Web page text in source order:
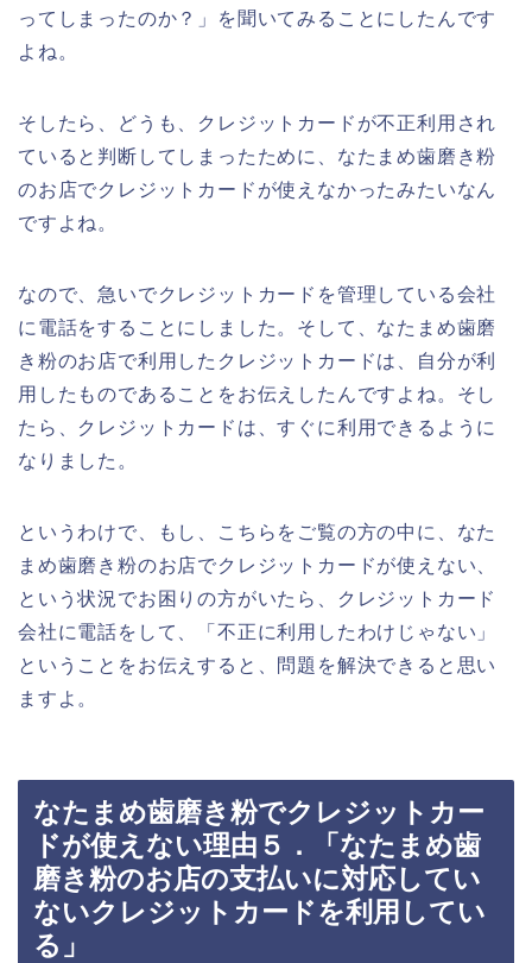
ってしまったのか？」を聞いてみることにしたんです
よね。
そしたら、どうも、クレジットカードが不正利用され
ていると判断してしまったために、なたまめ歯磨き粉
のお店でクレジットカードが使えなかったみたいなん
ですよね。
なので、急いでクレジットカードを管理している会社
に電話をすることにしました。そして、なたまめ歯磨
き粉のお店で利用したクレジットカードは、自分が利
用したものであることをお伝えしたんですよね。そし
たら、クレジットカードは、すぐに利用できるように
なりました。
というわけで、もし、こちらをご覧の方の中に、なた
まめ歯磨き粉のお店でクレジットカードが使えない、
という状況でお困りの方がいたら、クレジットカード
会社に電話をして、「不正に利用したわけじゃない」
ということをお伝えすると、問題を解決できると思い
ますよ。
なたまめ歯磨き粉でクレジットカー
ドが使えない理由５．「なたまめ歯
磨き粉のお店の支払いに対応してい
ないクレジットカードを利用してい
る」